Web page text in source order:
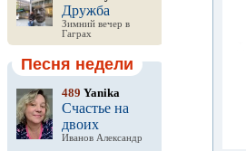
Дружба
Зимний вечер в
Гаграх
Песня недели
489 Yanika
Счастье на
двоих
Иванов Александр